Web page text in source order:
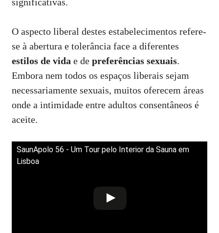
O aspecto liberal destes estabelecimentos refere-
se à abertura e tolerância face a diferentes
estilos de vida e de preferências sexuais.
Embora nem todos os espaços liberais sejam
necessariamente sexuais, muitos oferecem áreas
onde a intimidade entre adultos consentâneos é
aceite.
SaunApolo 56 - Um Tour pelo Interior da Sauna em
Lisboa